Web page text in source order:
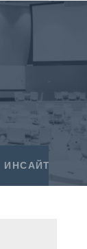
ИНСАЙТЫ